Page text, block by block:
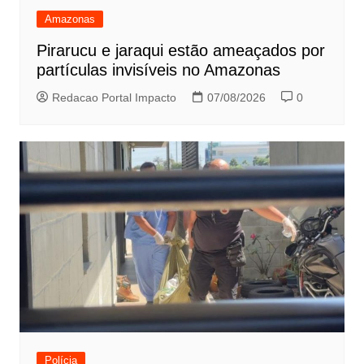
Amazonas
Pirarucu e jaraqui estão ameaçados por
partículas invisíveis no Amazonas
Redacao Portal Impacto 07/08/2026 0
Polícia